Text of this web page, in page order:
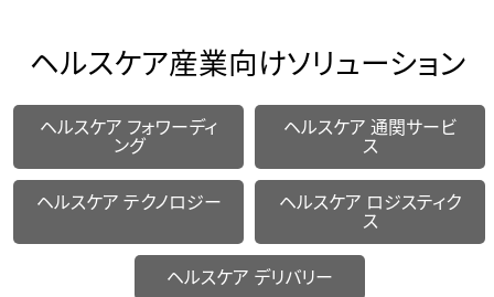
ヘルスケア産業向けソリューション
ヘルスケア フォワーディ
ング
ヘルスケア 通関サービ
ス
ヘルスケア テクノロジー ヘルスケア ロジスティク
ス
ヘルスケア デリバリー